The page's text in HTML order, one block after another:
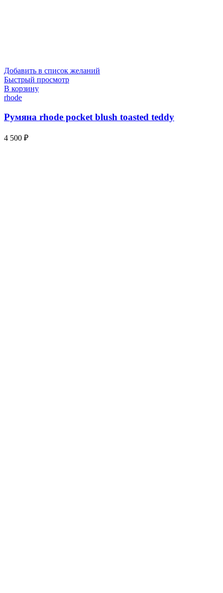
Добавить в список желаний
Быстрый просмотр
В корзину
rhode
Румяна rhode pocket blush toasted teddy
4 500 ₽